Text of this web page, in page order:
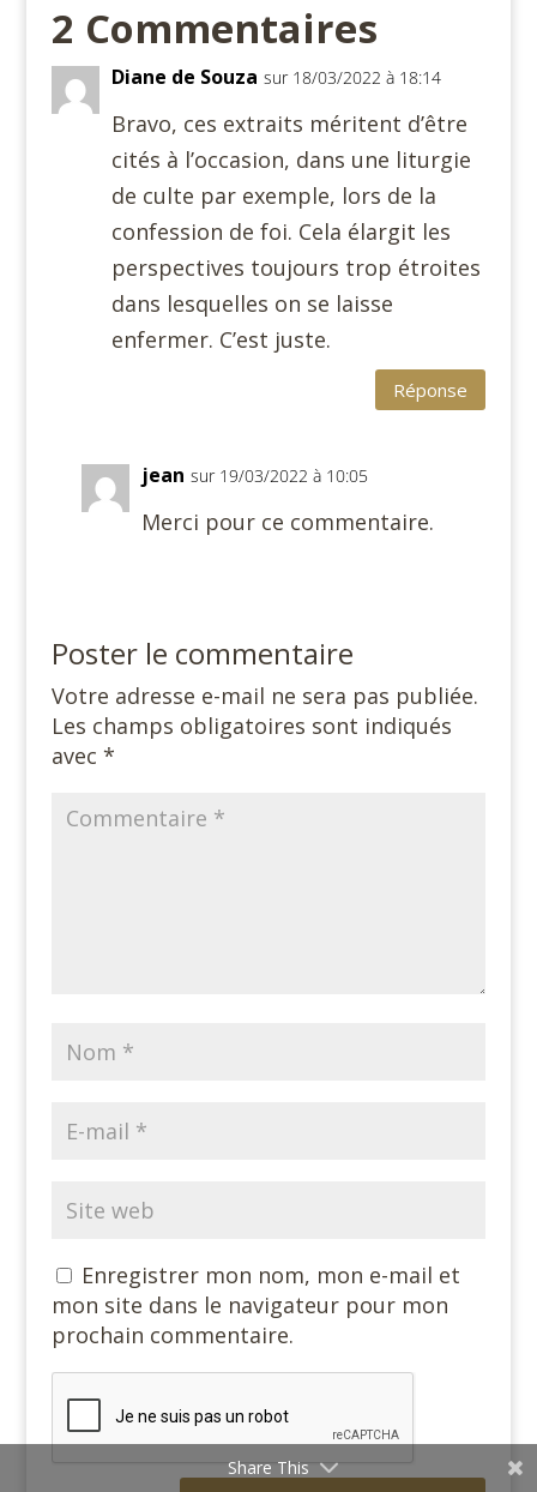
2 Commentaires
Diane de Souza sur 18/03/2022 à 18:14
Bravo, ces extraits méritent d’être
cités à l’occasion, dans une liturgie
de culte par exemple, lors de la
confession de foi. Cela élargit les
perspectives toujours trop étroites
dans lesquelles on se laisse
enfermer. C’est juste.
Réponse
jean sur 19/03/2022 à 10:05
Merci pour ce commentaire.
Poster le commentaire
Votre adresse e-mail ne sera pas publiée.
Les champs obligatoires sont indiqués
avec *
Enregistrer mon nom, mon e-mail et
mon site dans le navigateur pour mon
prochain commentaire.
Share This